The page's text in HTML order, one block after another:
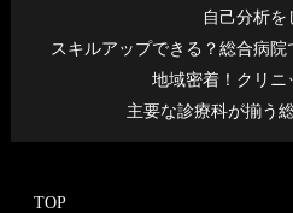
自己分析を
スキルアップできる？総合病院
地域密着！クリニ
主要な診療科が揃う
TOP